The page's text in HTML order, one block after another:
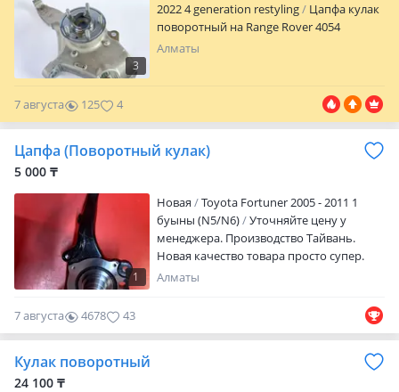
3
2022 4 generation restyling
Цапфа кулак
поворотный на Range Rover 4054
Алматы
7 августа 125 4
Цапфа (Поворотный кулак)
5 000 ₸
1
Новая
Toyota Fortuner 2005 - 2011 1
буыны (N5/N6)
Уточняйте цену у
менеджера. Производство Тайвань.
Новая качество товара просто супер.
Продажа и отправка ремкомплектов
Алматы
7 августа 4678 43
Кулак поворотный
24 100 ₸